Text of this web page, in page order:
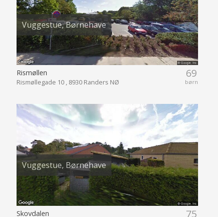
Vuggestue, Børnehave
69
børn
Rismøllen
Rismøllegade 10 , 8930 Randers NØ
Vuggestue, Børnehave
75
Skovdalen